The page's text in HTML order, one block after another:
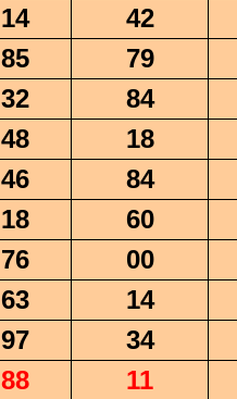
14 42
85 79
32 84
48 18
46 84
18 60
76 00
63 14
97 34
88 11